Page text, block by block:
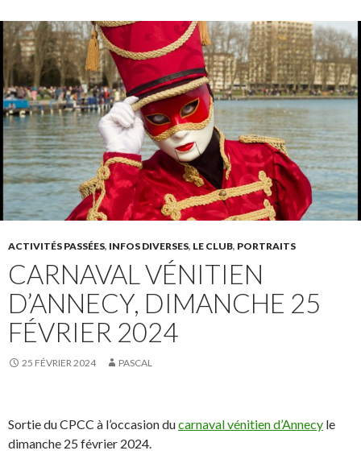
ACTIVITÉS PASSÉES, INFOS DIVERSES, LE CLUB, PORTRAITS
CARNAVAL VÉNITIEN
D’ANNECY, DIMANCHE 25
FÉVRIER 2024
25 FÉVRIER 2024 PASCAL
Sortie du CPCC à l’occasion ducarnaval vénitien d’Annecy le
dimanche 25 février 2024.